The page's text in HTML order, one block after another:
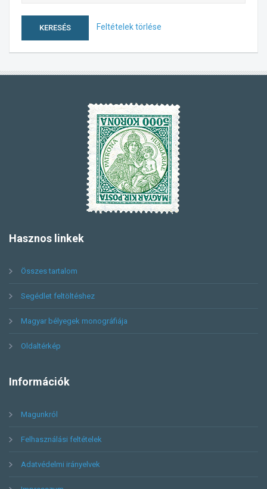
KERESÉS Feltételek törlése
Hasznos linkek
Összes tartalom
Segédlet feltöltéshez
Magyar bélyegek monográfiája
Oldaltérkép
Információk
Magunkról
Felhasználási feltételek
Adatvédelmi irányelvek